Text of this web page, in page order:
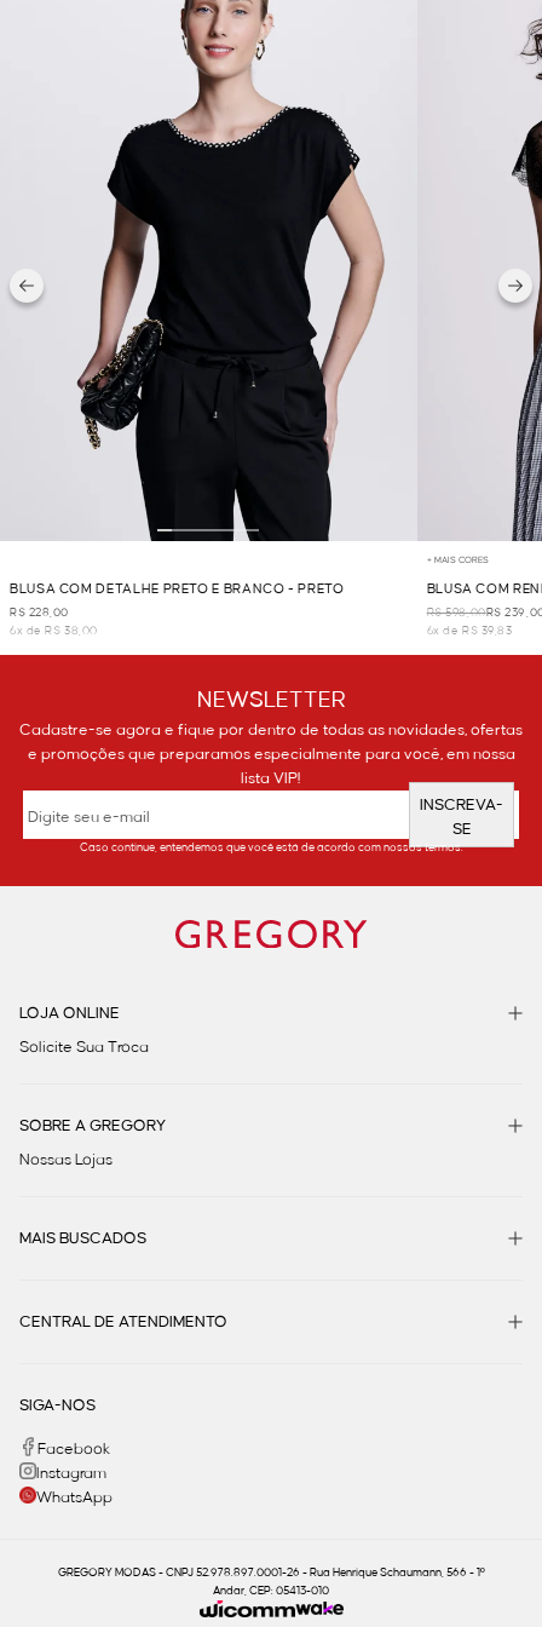
BLUSA COM DETALHE PRETO E BRANCO - PRETO
R$ 228,00
6x de R$ 38,00
+ MAIS CORES
BLUSA COM
R$ 598,00R$
6x de R$ 39,83
NEWSLETTER
Cadastre-se agora e fique por dentro de todas as novidades, ofertas
e promoções que preparamos especialmente para você, em nossa
lista VIP!
INSCREVA-
SE
Caso continue, entendemos que você está de acordo com nossos termos.
LOJA ONLINE
Solicite Sua Troca
SOBRE A GREGORY
Nossas Lojas
MAIS BUSCADOS
CENTRAL DE ATENDIMENTO
SIGA-NOS
Facebook
Instagram
WhatsApp
GREGORY MODAS - CNPJ 52.978.897.0001-26 - Rua Henrique Schaumann, 566 - 1º
Andar, CEP: 05413-010